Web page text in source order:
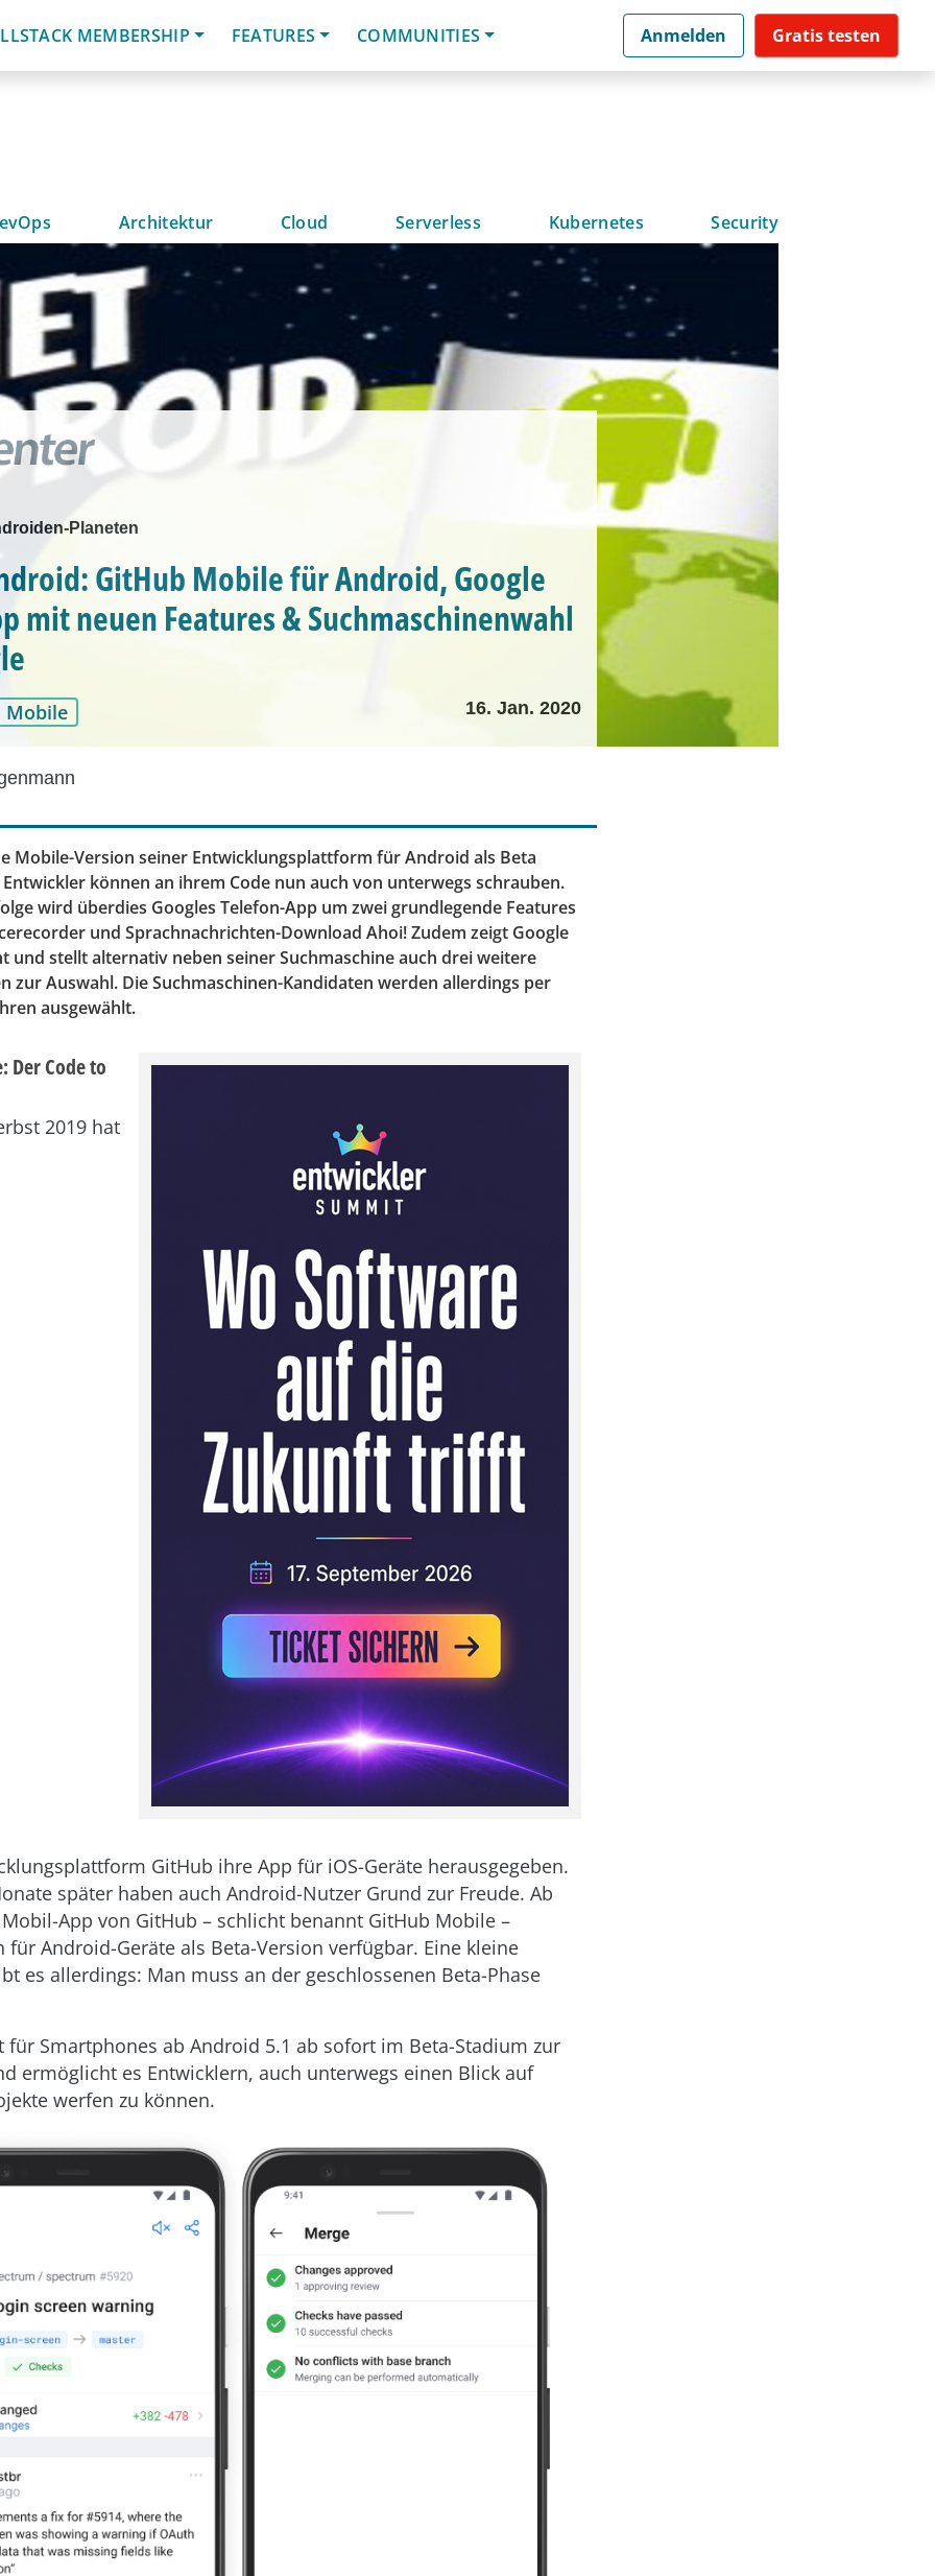
MEMBERSHIP FEATURES COMMUNITIES Anmelden Gratis testen
Architektur Cloud Serverless Kubernetes Security
Planeten
GitHub Mobile für Android, Google
mit neuen Features & Suchmaschinenwahl
Mobile 16. Jan. 2020
Mobile-Version seiner Entwicklungsplattform für Android als Beta
können an ihrem Code nun auch von unterwegs schrauben.
wird überdies Googles Telefon-App um zwei grundlegende Features
und Sprachnachrichten-Download Ahoi! Zudem zeigt Google
und stellt alternativ neben seiner Suchmaschine auch drei weitere
zur Auswahl. Die Suchmaschinen-Kandidaten werden allerdings per
ausgewählt.
Der Code to
2019 hat
GitHub ihre App für iOS-Geräte herausgegeben.
später haben auch Android-Nutzer Grund zur Freude. Ab
App von GitHub – schlicht benannt GitHub Mobile –
für Android-Geräte als Beta-Version verfügbar. Eine kleine
es allerdings: Man muss an der geschlossenen Beta-Phase
für Smartphones ab Android 5.1 ab sofort im Beta-Stadium zur
ermöglicht es Entwicklern, auch unterwegs einen Blick auf
werfen zu können.